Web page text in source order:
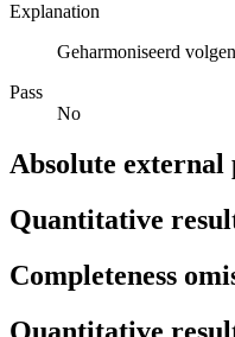
Explanation
Geharmoniseerd
Pass
No
Absolute external
Quantitative
Completeness
Quantitative